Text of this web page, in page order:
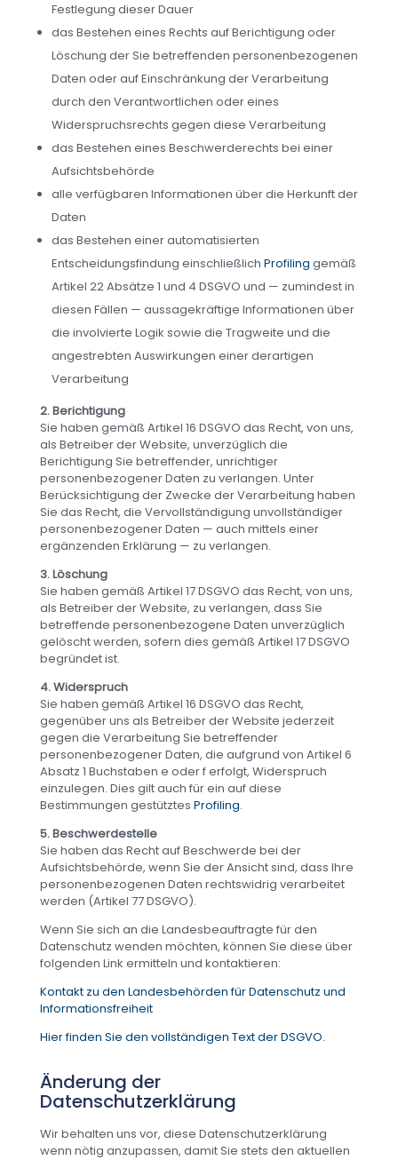
Festlegung dieser Dauer
das Bestehen eines Rechts auf Berichtigung oder
Löschung der Sie betreffenden personenbezogenen
Daten oder auf Einschränkung der Verarbeitung
durch den Verantwortlichen oder eines
Widerspruchsrechts gegen diese Verarbeitung
das Bestehen eines Beschwerderechts bei einer
Aufsichtsbehörde
alle verfügbaren Informationen über die Herkunft der
Daten
das Bestehen einer automatisierten
Entscheidungsfindung einschließlich Profiling gemäß
Artikel 22 Absätze 1 und 4 DSGVO und — zumindest in
diesen Fällen — aussagekräftige Informationen über
die involvierte Logik sowie die Tragweite und die
angestrebten Auswirkungen einer derartigen
Verarbeitung
2. Berichtigung
Sie haben gemäß Artikel 16 DSGVO das Recht, von uns,
als Betreiber der Website, unverzüglich die
Berichtigung Sie betreffender, unrichtiger
personenbezogener Daten zu verlangen. Unter
Berücksichtigung der Zwecke der Verarbeitung haben
Sie das Recht, die Vervollständigung unvollständiger
personenbezogener Daten — auch mittels einer
ergänzenden Erklärung — zu verlangen.
3. Löschung
Sie haben gemäß Artikel 17 DSGVO das Recht, von uns,
als Betreiber der Website, zu verlangen, dass Sie
betreffende personenbezogene Daten unverzüglich
gelöscht werden, sofern dies gemäß Artikel 17 DSGVO
begründet ist.
4. Widerspruch
Sie haben gemäß Artikel 16 DSGVO das Recht,
gegenüber uns als Betreiber der Website jederzeit
gegen die Verarbeitung Sie betreffender
personenbezogener Daten, die aufgrund von Artikel 6
Absatz 1 Buchstaben e oder f erfolgt, Widerspruch
einzulegen. Dies gilt auch für ein auf diese
Bestimmungen gestütztes Profiling.
5. Beschwerdestelle
Sie haben das Recht auf Beschwerde bei der
Aufsichtsbehörde, wenn Sie der Ansicht sind, dass Ihre
personenbezogenen Daten rechtswidrig verarbeitet
werden (Artikel 77 DSGVO).
Wenn Sie sich an die Landesbeauftragte für den
Datenschutz wenden möchten, können Sie diese über
folgenden Link ermitteln und kontaktieren:
Kontakt zu den Landesbehörden für Datenschutz und
Informationsfreiheit
Hier finden Sie den vollständigen Text der DSGVO.
Änderung der
Datenschutzerklärung
Wir behalten uns vor, diese Datenschutzerklärung
wenn nötig anzupassen, damit Sie stets den aktuellen